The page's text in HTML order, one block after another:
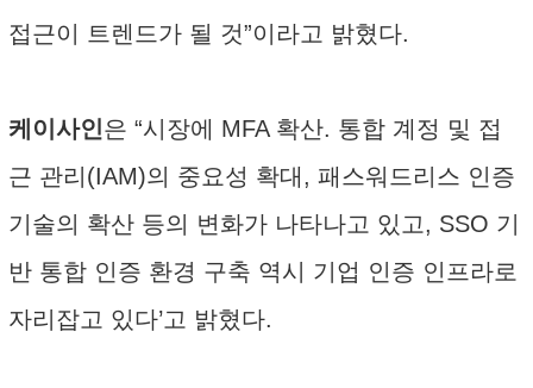
접근이 트렌드가 될 것”이라고 밝혔다.
케이사인은 “시장에 MFA 확산. 통합 계정 및 접
근 관리(IAM)의 중요성 확대, 패스워드리스 인증
기술의 확산 등의 변화가 나타나고 있고, SSO 기
반 통합 인증 환경 구축 역시 기업 인증 인프라로
자리잡고 있다’고 밝혔다.